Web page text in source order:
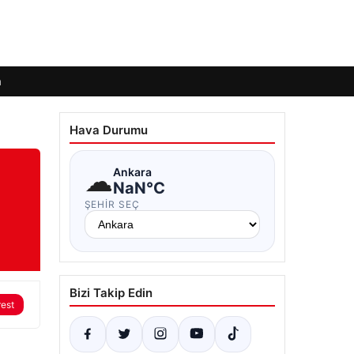
Hava Durumu
☁Ankara
NaN°C
ŞEHIR SEÇ
Bizi Takip Edin